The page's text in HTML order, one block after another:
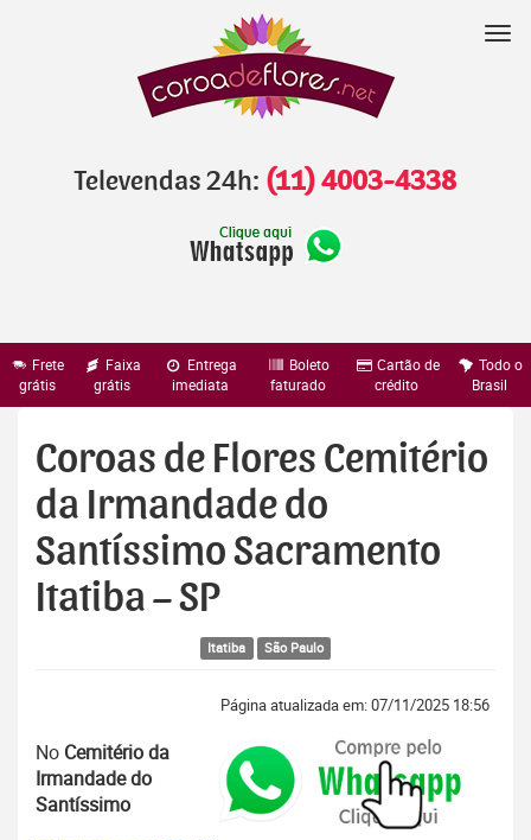
Televendas 24h: (11) 4003-4338
Frete
grátis
Faixa
grátis
Entrega
imediata
Boleto
faturado
Cartão de
crédito
Todo o
Brasil
Coroas de Flores Cemitério
da Irmandade do
Santíssimo Sacramento
Itatiba – SP
Itatiba São Paulo
Página atualizada em: 07/11/2025 18:56
No Cemitério da
Irmandade do
Santíssimo